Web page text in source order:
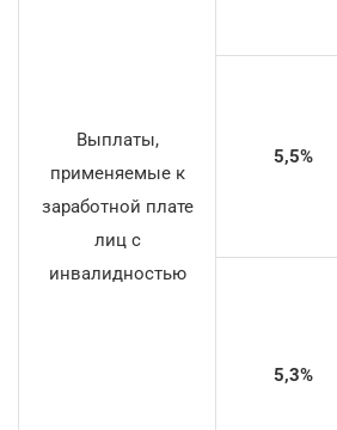
Выплаты,
применяемые к
заработной плате
лиц с
инвалидностью
5,5%
5,3%